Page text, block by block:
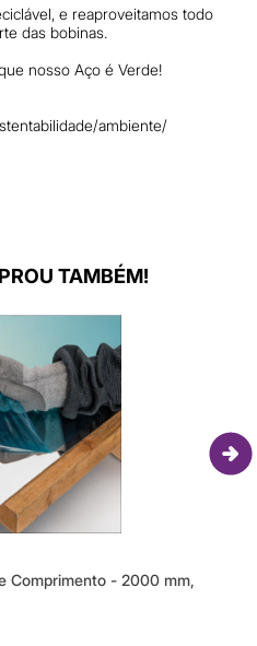
e reaproveitamos todo
das bobinas.
nosso Aço é Verde!
ambiente/
TAMBÉM!
Inox 430 Brilhante Comprimento -
1,0 mm